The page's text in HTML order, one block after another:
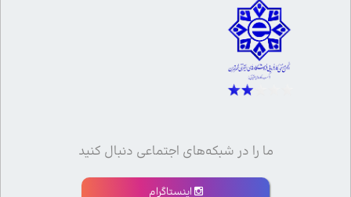
ما را در شبکه‌های اجتماعی دنبال کنید
اینستاگرام